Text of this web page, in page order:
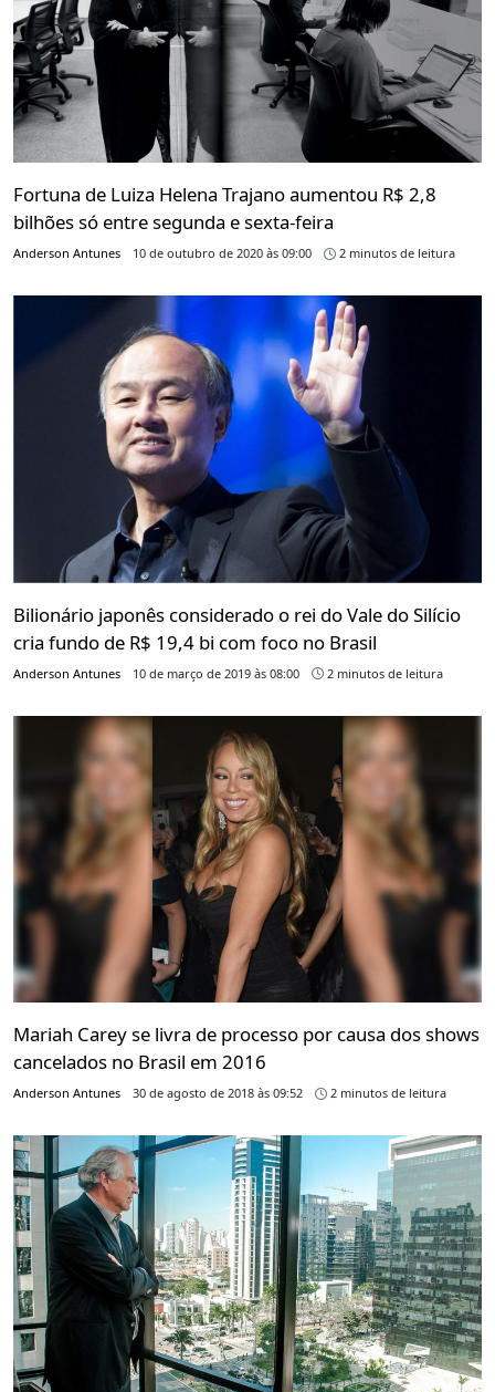
Fortuna de Luiza Helena Trajano aumentou R$ 2,8
bilhões só entre segunda e sexta-feira
Anderson Antunes 10 de outubro de 2020 às 09:00 2 minutos de leitura
Bilionário japonês considerado o rei do Vale do Silício
cria fundo de R$ 19,4 bi com foco no Brasil
Anderson Antunes 10 de março de 2019 às 08:00 2 minutos de leitura
Mariah Carey se livra de processo por causa dos shows
cancelados no Brasil em 2016
Anderson Antunes 30 de agosto de 2018 às 09:52 2 minutos de leitura